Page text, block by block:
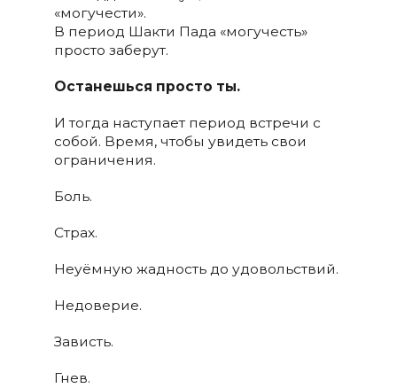
«могучести».
В период Шакти Пада «могучесть»
просто заберут.
Останешься просто ты.
И тогда наступает период встречи с
собой. Время, чтобы увидеть свои
ограничения.
Боль.
Страх.
Неуёмную жадность до удовольствий.
Недоверие.
Зависть.
Гнев.